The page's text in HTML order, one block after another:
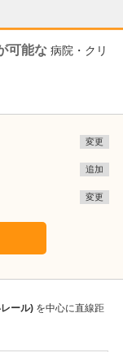
可能な 病院・クリ
変更
追加
変更
ール) を中心に直線距